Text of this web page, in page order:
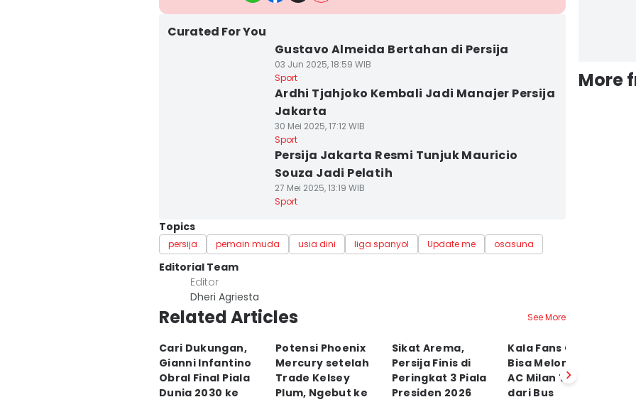
Curated For You
Gustavo Almeida Bertahan di Persija
03 Jun 2025, 18:59 WIB
Sport
Ardhi Tjahjoko Kembali Jadi Manajer Persija
Jakarta
30 Mei 2025, 17:12 WIB
Sport
Persija Jakarta Resmi Tunjuk Mauricio
Souza Jadi Pelatih
27 Mei 2025, 13:19 WIB
Sport
Topics
persija pemain muda usia dini liga spanyol Update me osasuna
Editorial Team
Editor
Dheri Agriesta
Related Articles See More
Cari Dukungan,
Gianni Infantino
Obral Final Piala
Dunia 2030 ke
Potensi Phoenix
Mercury setelah
Trade Kelsey
Plum, Ngebut ke
Sikat Arema,
Persija Finis di
Peringkat 3 Piala
Presiden 2026
Kala Fans Cuma
Bisa Melongo Lihat
AC Milan Turun
dari Bus
More